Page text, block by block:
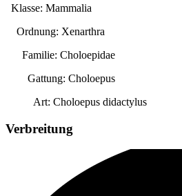
Klasse: Mammalia
Ordnung: Xenarthra
Familie: Choloepidae
Gattung: Choloepus
Art: Choloepus didactylus
Verbreitung